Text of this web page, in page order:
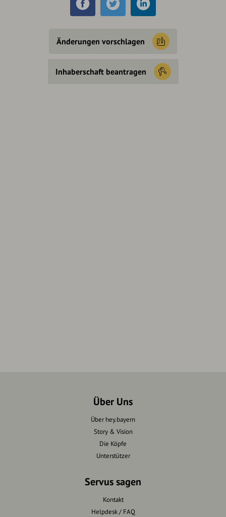
Änderungen vorschlagen
Inhaberschaft beantragen
Über Uns
Über hey.bayern
Story & Vision
Die Köpfe
Unterstützer
Servus sagen
Kontakt
Helpdesk / FAQ